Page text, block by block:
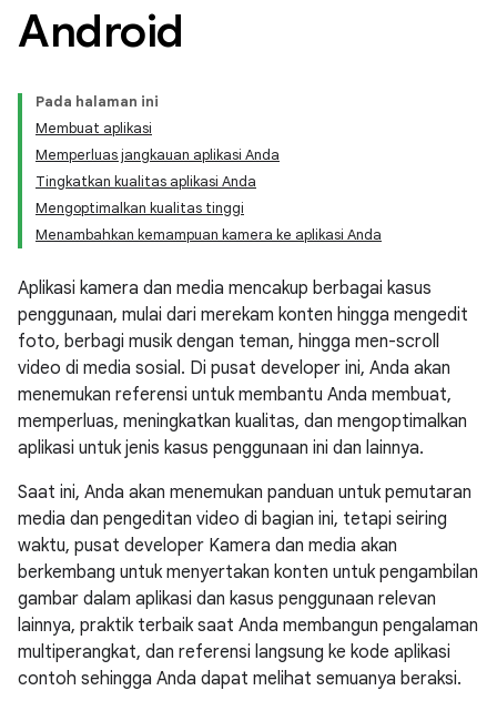
Android
Pada halaman ini
Membuat aplikasi
Memperluas jangkauan aplikasi Anda
Tingkatkan kualitas aplikasi Anda
Mengoptimalkan kualitas tinggi
Menambahkan kemampuan kamera ke aplikasi Anda
Aplikasi kamera dan media mencakup berbagai kasus
penggunaan, mulai dari merekam konten hingga mengedit
foto, berbagi musik dengan teman, hingga men-scroll
video di media sosial. Di pusat developer ini, Anda akan
menemukan referensi untuk membantu Anda membuat,
memperluas, meningkatkan kualitas, dan mengoptimalkan
aplikasi untuk jenis kasus penggunaan ini dan lainnya.
Saat ini, Anda akan menemukan panduan untuk pemutaran
media dan pengeditan video di bagian ini, tetapi seiring
waktu, pusat developer Kamera dan media akan
berkembang untuk menyertakan konten untuk pengambilan
gambar dalam aplikasi dan kasus penggunaan relevan
lainnya, praktik terbaik saat Anda membangun pengalaman
multiperangkat, dan referensi langsung ke kode aplikasi
contoh sehingga Anda dapat melihat semuanya beraksi.